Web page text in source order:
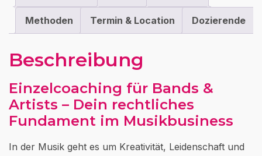
Methoden Termin & Location Dozierende
Beschreibung
Einzelcoaching für Bands &
Artists – Dein rechtliches
Fundament im Musikbusiness
In der Musik geht es um Kreativität, Leidenschaft und